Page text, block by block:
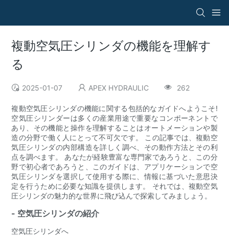
複動空気圧シリンダの機能を理解す
る
2025-01-07 APEX HYDRAULIC 262
複動空気圧シリンダの機能に関する包括的なガイドへようこそ!
空気圧シリンダーは多くの産業用途で重要なコンポーネントで
あり、その機能と操作を理解することはオートメーションや製
造の分野で働く人にとって不可欠です。 この記事では、複動空
気圧シリンダの内部構造を詳しく調べ、その動作方法とその利
点を調べます。 あなたが経験豊富な専門家であろうと、この分
野で初心者であろうと、このガイドは、アプリケーションで空
気圧シリンダを選択して使用する際に、情報に基づいた意思決
定を行うために必要な知識を提供します。 それでは、複動空気
圧シリンダの魅力的な世界に飛び込んで探索してみましょう。
- 空気圧シリンダの紹介
空気圧シリンダへ